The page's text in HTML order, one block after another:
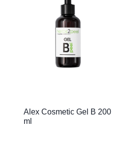
Alex Cosmetic Gel B 200
ml